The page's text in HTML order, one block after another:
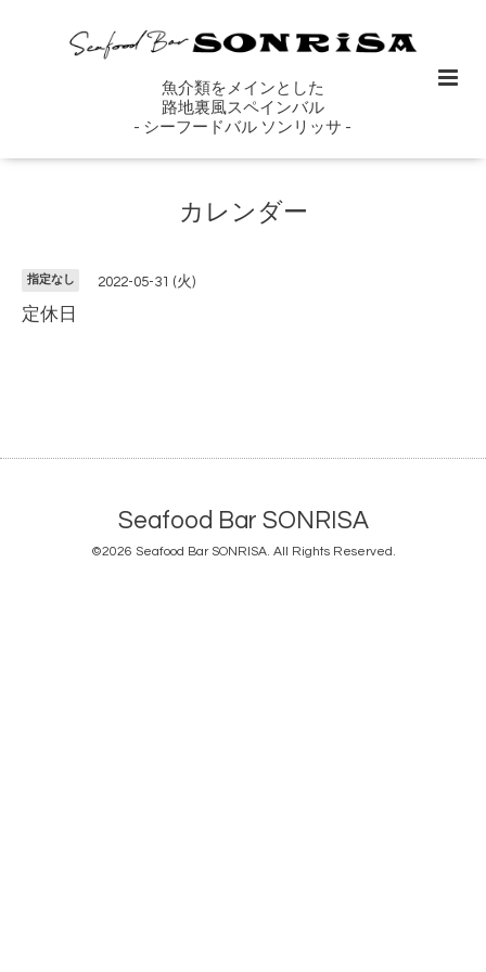
魚介類をメインとした
路地裏風スペインバル
- シーフードバル ソンリッサ -
カレンダー
指定なし 2022-05-31 (火)
定休日
Seafood Bar SONRISA
©2026 Seafood Bar SONRISA. All Rights Reserved.